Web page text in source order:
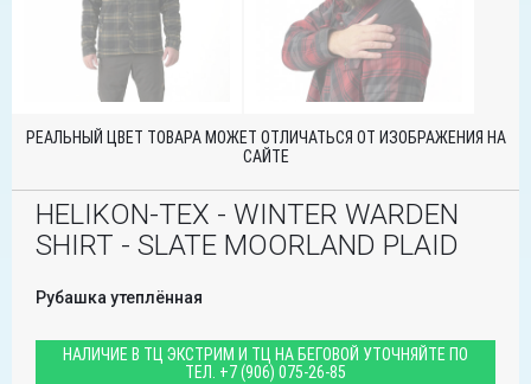
РЕАЛЬНЫЙ ЦВЕТ ТОВАРА МОЖЕТ ОТЛИЧАТЬСЯ ОТ ИЗОБРАЖЕНИЯ НА
САЙТЕ
HELIKON-TEX - WINTER WARDEN
SHIRT - SLATE MOORLAND PLAID
Рубашка утеплённая
НАЛИЧИЕ В ТЦ ЭКСТРИМ И ТЦ НА БЕГОВОЙ УТОЧНЯЙТЕ ПО
ТЕЛ. +7 (906) 075-26-85